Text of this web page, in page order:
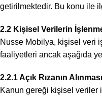
getirilmektedir. Bu konu ile
2.2 Kişisel Verilerin
Nusse Mobilya, kişisel veri
faaliyetleri ancak aşağıda
2.2.1 Açık Rızanın Alınması
Kanun gereği kişisel veriler